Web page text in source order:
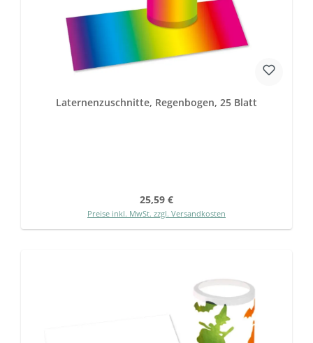
Laternenzuschnitte, Regenbogen, 25 Blatt
Regulärer Preis:
25,59 €
Preise inkl. MwSt. zzgl. Versandkosten